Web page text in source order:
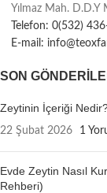
Yılmaz Mah.
Telefon: 0(532)
E-mail:
SON
Zeytinin İçeriği
22 Şubat 2026 1
Evde Zeytin Nasıl
Rehberi)